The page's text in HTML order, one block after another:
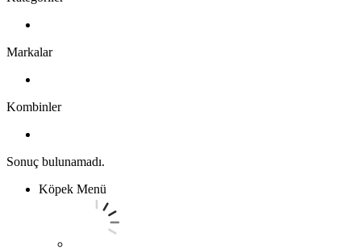
Markalar
Kombinler
Sonuç bulunamadı.
Köpek Menü